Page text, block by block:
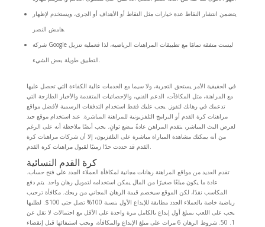
يتضمن انتشار النقاط عدة خيارات مثل النقاط أو الأهداف أو الجري، ويستخدم لإظهار
هامش النصر.
شركة Google ليست متفقة تمامًا مع تطبيقات المراهنات الرياضية، لذا فعملية تنزيل
التطبيق طويلة بعض الشيء.
في الحقيقية الأمر يستحق التجربة، ولا سيما مع الخدمات عالية الكفاءة التي تحصل عليها
مع المراهنة، مثل المكافآت، الدعم الفني، والإحصائيات المتقدمة والأخبار الطازجة التي
تدعمك في رهانك لتفوز. يجب عليك فقط استخدام التدفقات الرسمية لأفضل مواقع
مراهنات كرة القدم أو البرامج التلفزيونية للمراهنة المباشرة. عند استخدام موقع جيد
لعرض البث المباشر، يتقدم المراهن عادةً ببضع ثوانٍ. يجب أيضًا ملاحظة أنه على الرغم
من أنه يمكنك مشاهدة المباراة مباشرة على التلفزيون، إلا أن شركات مراهنات كرة
القدم قد حددت حدًا زمنيًا لقبول مراهنات كرة القدم.
كرة القدم النسائية
تقدم العديد من مواقع المراهنة رهانات مجانية لمكافأة العملاء الجدد على فتح حساب.
عادة ما يكون مبلغًا صغيرًا من المال يمكن استخدامه لتمويل رهان واحد. يتم دفع
المكاسب نقدًا، لكن الموقع سيخصم قيمة الرهان المجاني من ربحك. مكافأة ترحيب
رياضية خاصة بالعملاء الجدد مطابقة للإيداع الأول بنسبة 100% تصل حتى 100$. لطلبها
يجب على اللعب بمبلغ أول إيداع بالكامل مرة واحدة على الأقل مع احتمالات لا تقل عن
1. 50. شروط الرهان 6 مرات على مبلغ الإيداع والمكافأة، ويجب استيفائها قبل إنقضاء